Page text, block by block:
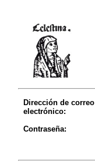
Dirección de correo
electrónico:
Contraseña: